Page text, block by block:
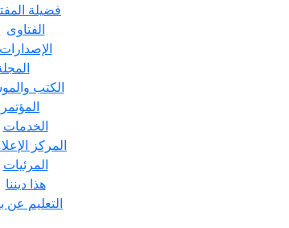
فضيلة
الفتاوى
الإصدارات
الكتب
الخدمات
المركز
المرئيات
هذا ديننا
التعليم عن